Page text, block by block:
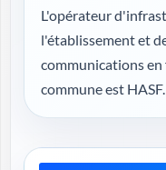
L'opérateur
l'établissement et
communications
commune est HASF.